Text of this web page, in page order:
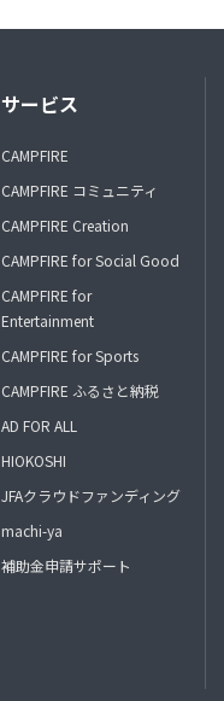
サービス
CAMPFIRE
CAMPFIRE コミュニティ
CAMPFIRE Creation
CAMPFIRE for Social Good
CAMPFIRE for
Entertainment
CAMPFIRE for Sports
CAMPFIRE ふるさと納税
AD FOR ALL
HIOKOSHI
JFAクラウドファンディング
machi-ya
補助金申請サポート